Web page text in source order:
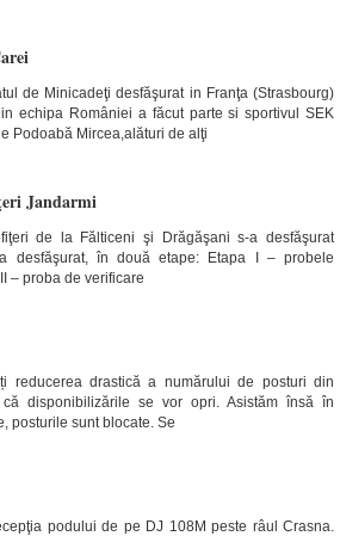
de Minicadeţi desfăşurat in Franţa (Strasbourg)
echipa României a făcut parte si sportivul SEK
Podoabă Mircea,alături de alţi
Jandarmi
de la Fălticeni şi Drăgăşani s-a desfăşurat
desfăşurat, în două etape: Etapa I – probele
– proba de verificare
reducerea drastică a numărului de posturi din
disponibilizările se vor opri. Asistăm însă în
posturile sunt blocate. Se
podului de pe DJ 108M peste râul Crasna.